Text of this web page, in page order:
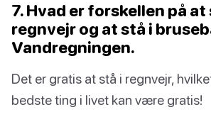
7. Hvad er forskellen på at
regnvejr og at stå i
Vandregningen.
Det er gratis at stå i regnvejr,
bedste ting i livet kan være gratis!